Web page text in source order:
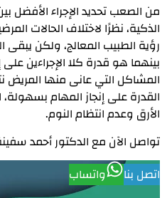
من الصعب تحديد الإجراء الأفضل
الذكية، نظرًا لاختلاف الحالات
رؤية الطبيب المعالج، ولكن
بينهما هو قدرة كلا الإجراءين على
المشاكل التي عانى منها المريض
القدرة على إنجاز المهام
الأرق وعدم انتظام النوم.
تواصل الآن مع الدكتور أحمد
اتصل بنا
واتساب